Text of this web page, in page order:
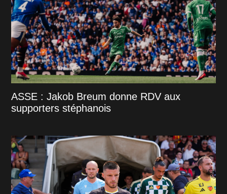
ASSE : Jakob Breum donne RDV aux
supporters stéphanois